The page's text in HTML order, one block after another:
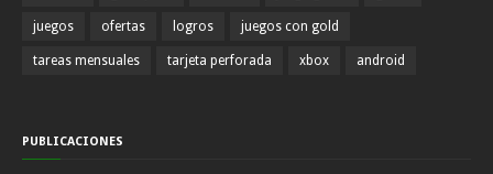
juegos ofertas logros juegos con gold
tareas mensuales tarjeta perforada xbox android
PUBLICACIONES